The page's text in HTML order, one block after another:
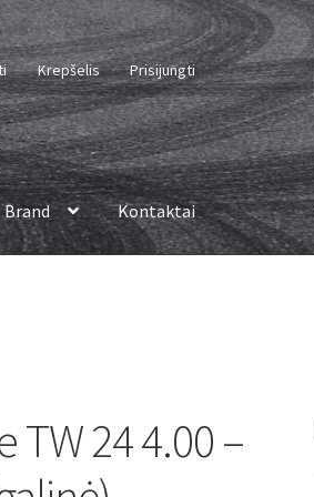
Krepšelis Prisijungti
Brand Kontaktai
TW 24 4.00 –